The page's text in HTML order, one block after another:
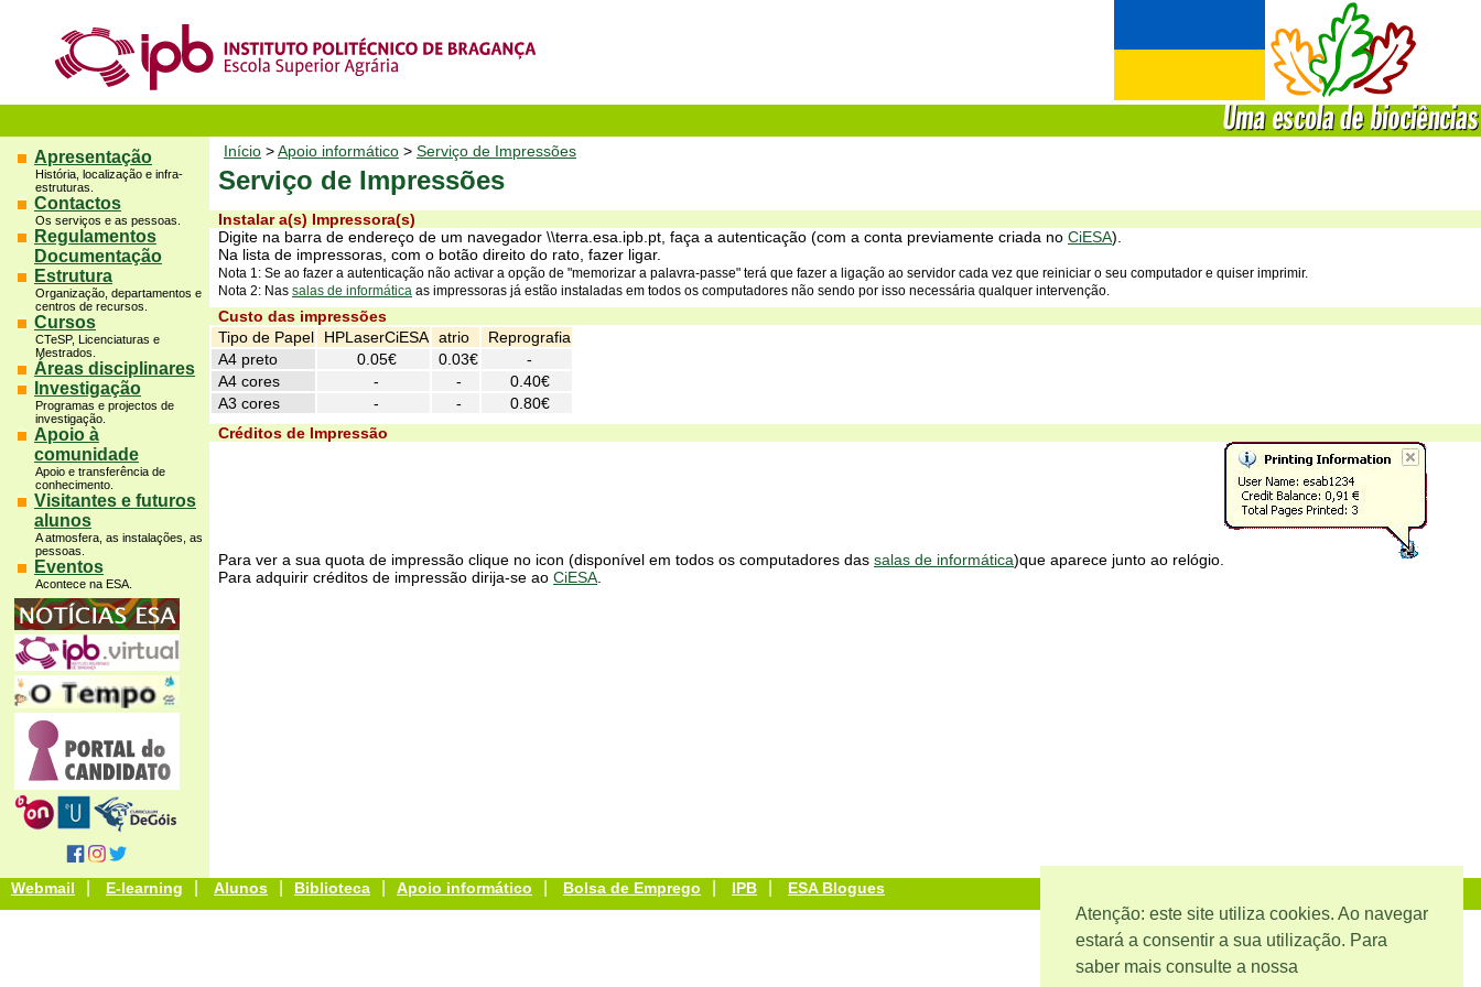
Atenção: este site utiliza cookies. Ao navegar
estará a consentir a sua utilização. Para
saber mais consulte a nossa
Apresentação
História, localização e infra-
estruturas.
Contactos
Os serviços e as pessoas.
Regulamentos
Documentação
Estrutura
Organização, departamentos e
centros de recursos.
Cursos
CTeSP, Licenciaturas e
Mestrados.
Áreas disciplinares
Investigação
Programas e projectos de
investigação.
Apoio à
comunidade
Apoio e transferência de
conhecimento.
Visitantes e futuros
alunos
A atmosfera, as instalações, as
pessoas.
Eventos
Acontece na ESA.
Início >Apoio informático > Serviço de Impressões
Serviço de Impressões
Instalar a(s) Impressora(s)
Digite na barra de endereço de um navegador \\terra.esa.ipb.pt, faça a autenticação (com a conta previamente criada no CiESA).
Na lista de impressoras, com o botão direito do rato, fazer ligar.
Nota 1: Se ao fazer a autenticação não activar a opção de "memorizar a palavra-passe" terá que fazer a ligação ao servidor cada vez que reiniciar o seu computador e quiser imprimir.
Nota 2: Nas salas de informática as impressoras já estão instaladas em todos os computadores não sendo por isso necessária qualquer intervenção.
Custo das impressões
Tipo de Papel
HPLaserCiESA atrio
Reprografia
A4 preto
0.05€ 0.03€
-
A4 cores
- -
0.40€
A3 cores
- -
0.80€
Créditos de Impressão
Para ver a sua quota de impressão clique no icon (disponível em todos os computadores das salas de informática)que aparece junto ao relógio.
Para adquirir créditos de impressão dirija-se ao CiESA
Webmail E-learning Alunos Biblioteca Apoio informático Bolsa de Emprego IPB ESA Blogues